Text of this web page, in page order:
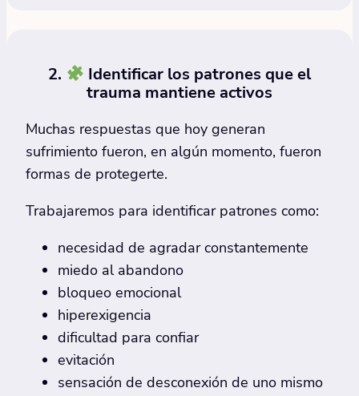
2.
Identificar los patrones que el
trauma mantiene activos
Muchas respuestas que hoy generan
sufrimiento fueron, en algún momento, fueron
formas de protegerte.
Trabajaremos para identificar patrones como:
necesidad de agradar constantemente
miedo al abandono
bloqueo emocional
hiperexigencia
dificultad para confiar
evitación
sensación de desconexión de uno mismo